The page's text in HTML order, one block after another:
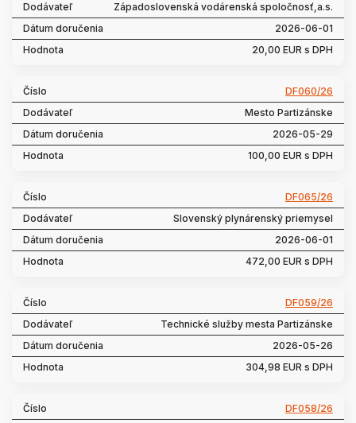
Západoslovenská vodárenská spoločnosť,a.s.
2026-06-01
20,00 EUR s DPH
DF060/26
Mesto Partizánske
2026-05-29
100,00 EUR s DPH
DF065/26
Slovenský plynárenský priemysel
2026-06-01
472,00 EUR s DPH
DF059/26
Technické služby mesta Partizánske
2026-05-26
304,98 EUR s DPH
DF058/26